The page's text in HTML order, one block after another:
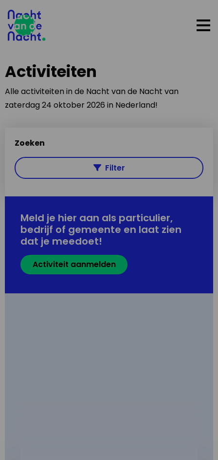
Activiteiten
Alle activiteiten in de Nacht van de Nacht van
zaterdag 24 oktober 2026 in Nederland!
Zoeken
Filter
Meld je hier aan als particulier,
bedrijf of gemeente en laat zien
dat je meedoet!
Activiteit aanmelden